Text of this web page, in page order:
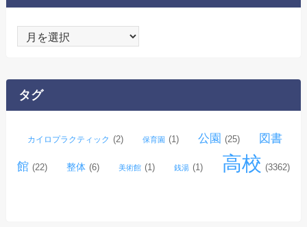
ー
ブ
タグ
カイロプラクティック (2) 保育園 (1) 公園 (25) 図書
館 (22) 整体 (6) 美術館 (1) 銭湯 (1) 高校 (3362)